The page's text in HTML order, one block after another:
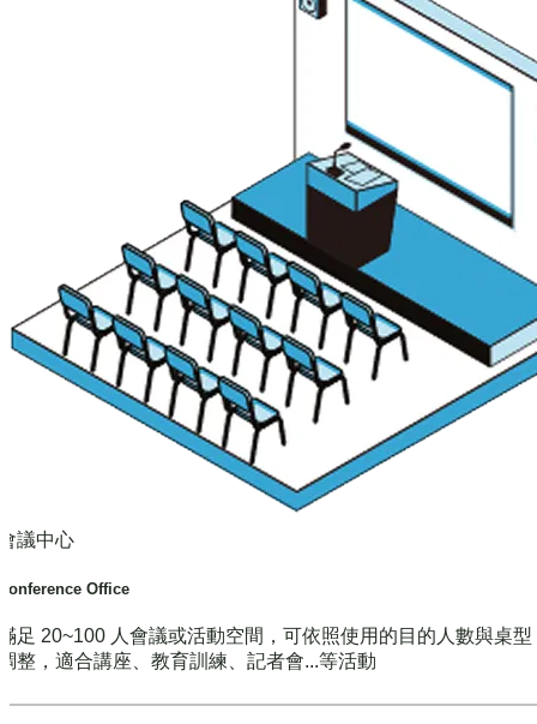
議中心
Office
足 20~100 人會議或活動空間，可依照使用的目的人數與桌型
整，適合講座、教育訓練、記者會...等活動